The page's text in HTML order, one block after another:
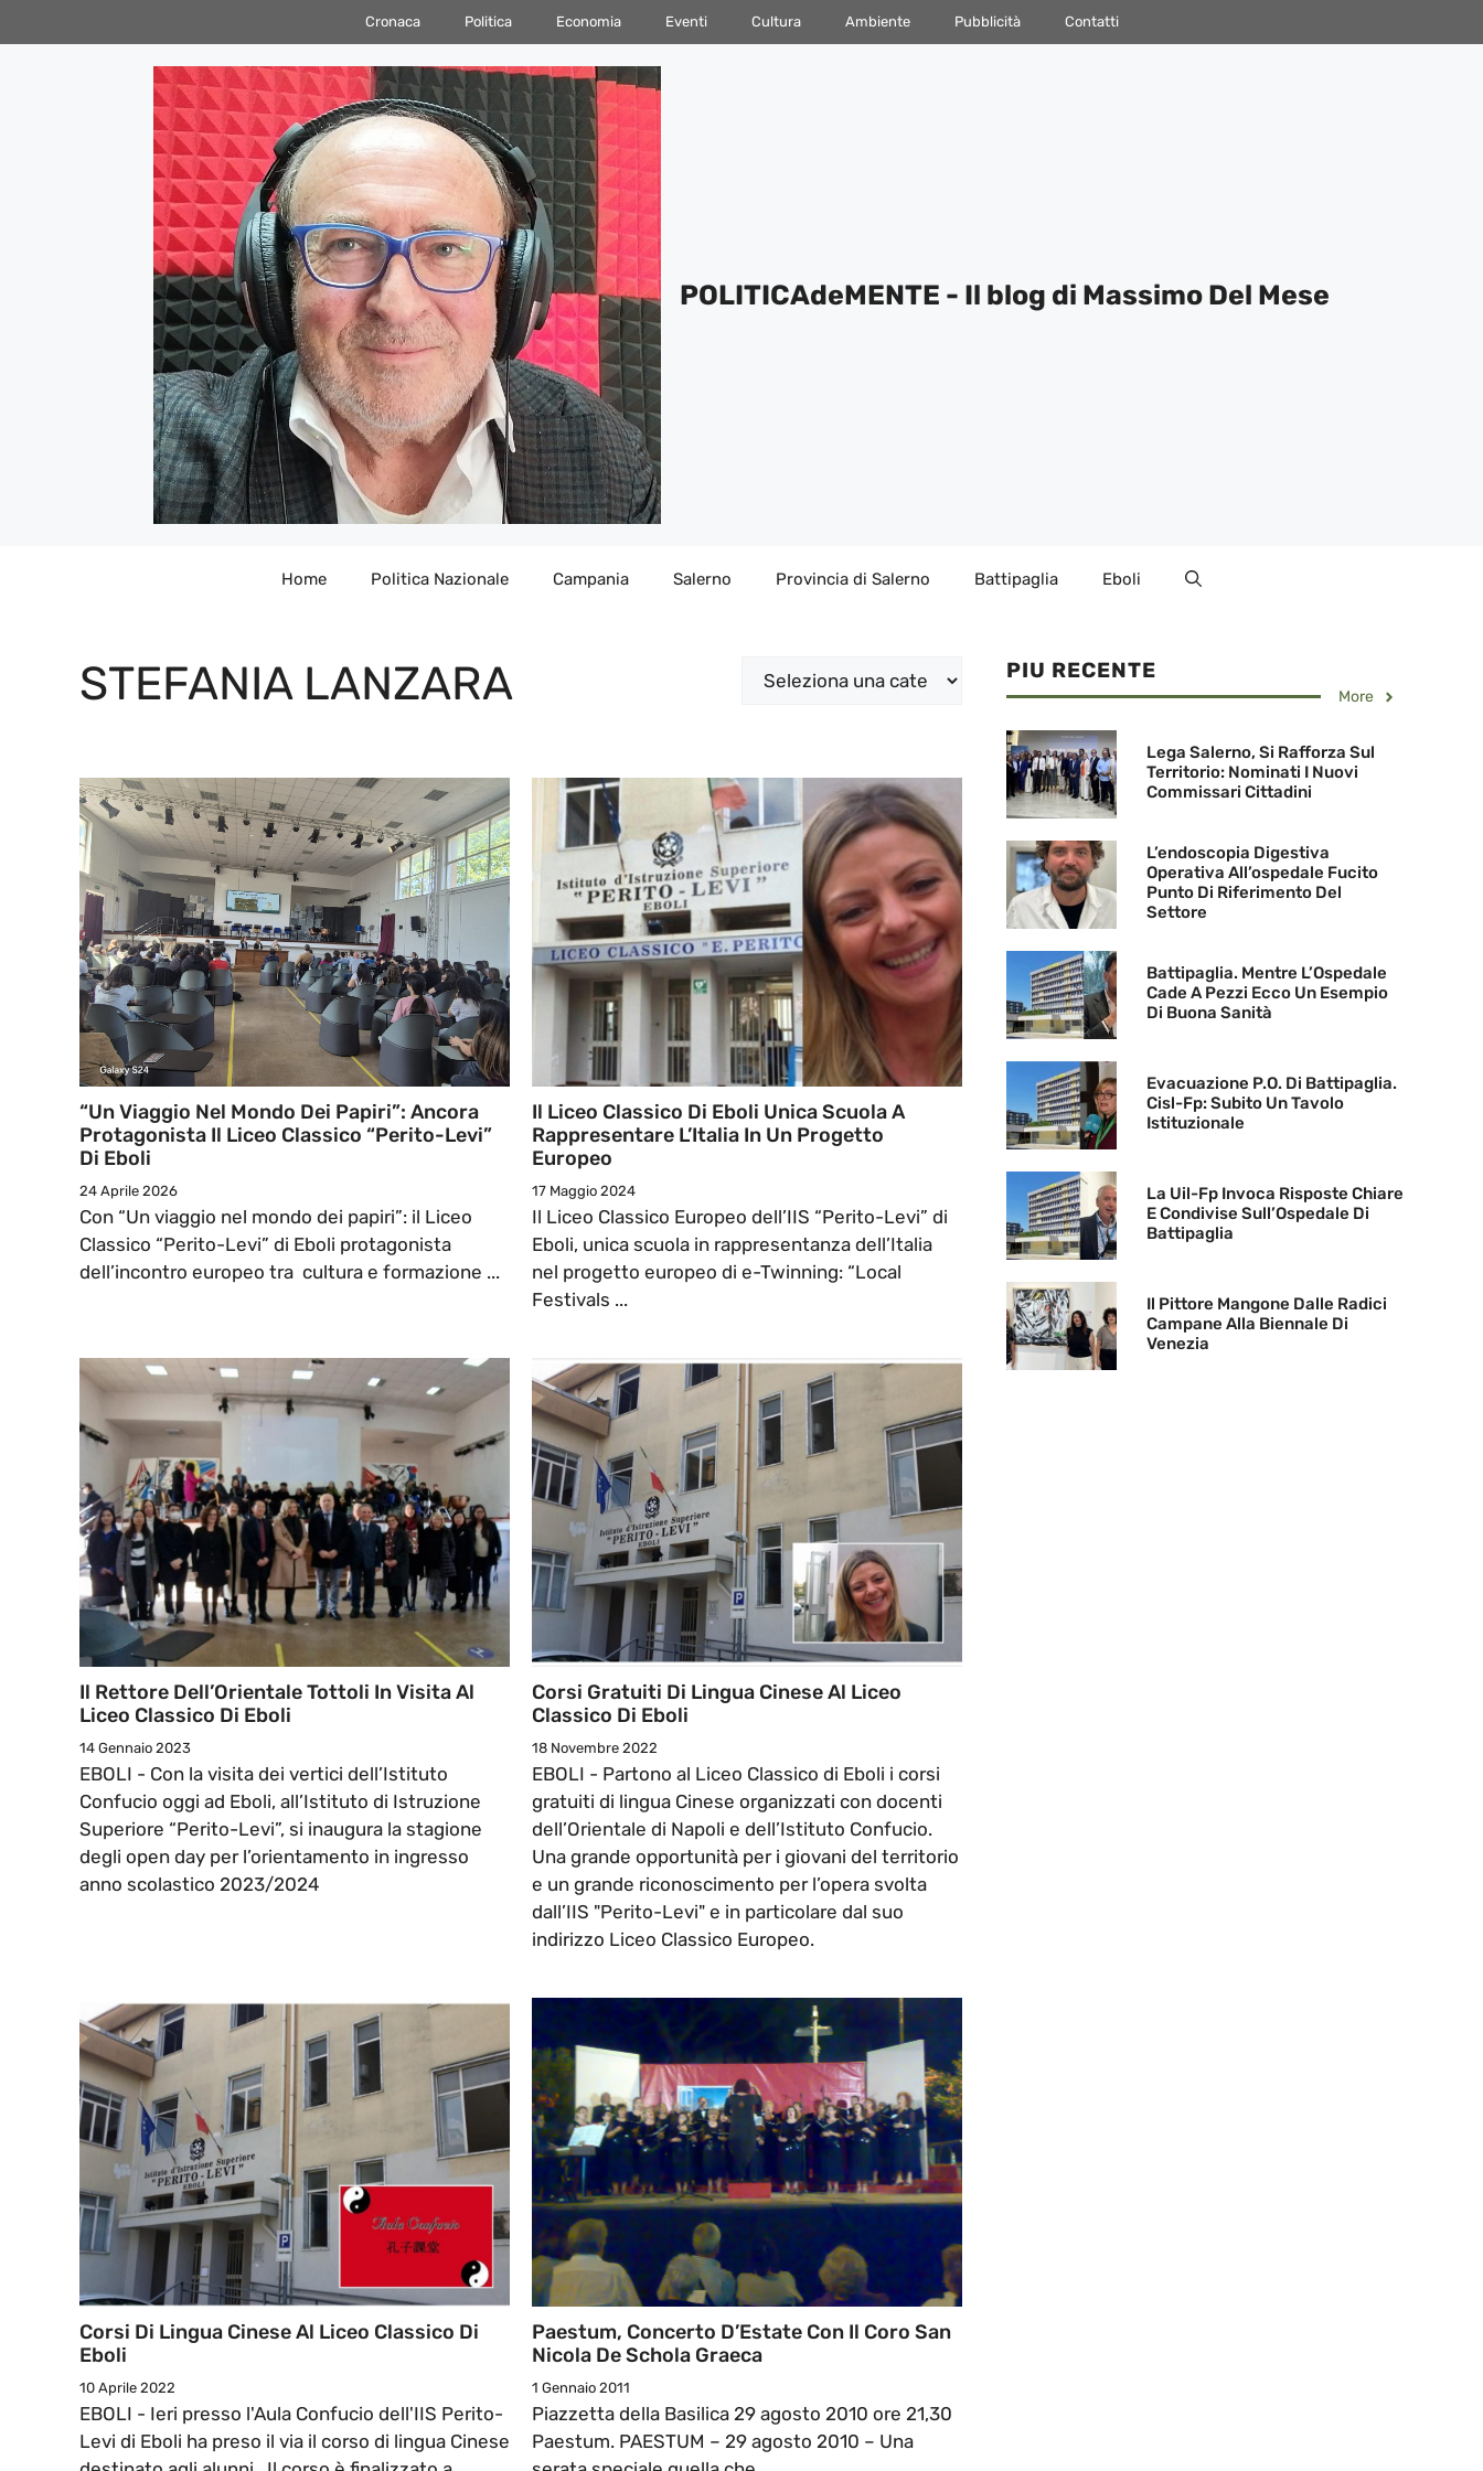
al
Cronaca Politica Economia Eventi Cultura Ambiente Pubblicità Contatti
POLITICAdeMENTE - Il blog di Massimo Del Mese
Home Politica Nazionale Campania Salerno Provincia di Salerno Battipaglia Eboli
STEFANIA LANZARA Categorie
“Un Viaggio Nel Mondo Dei Papiri”: Ancora
Protagonista Il Liceo Classico “Perito-Levi”
Di Eboli
24 Aprile 2026
Con “Un viaggio nel mondo dei papiri”: il Liceo
Classico “Perito-Levi” di Eboli protagonista
dell’incontro europeo tra cultura e formazione ...
Il Liceo Classico Di Eboli Unica Scuola A
Rappresentare L’Italia In Un Progetto
Europeo
17 Maggio 2024
Il Liceo Classico Europeo dell’IIS “Perito-Levi” di
Eboli, unica scuola in rappresentanza dell’Italia
nel progetto europeo di e-Twinning: “Local
Festivals ...
Il Rettore Dell’Orientale Tottoli In Visita Al
Liceo Classico Di Eboli
14 Gennaio 2023
EBOLI - Con la visita dei vertici dell’Istituto
Confucio oggi ad Eboli, all’Istituto di Istruzione
Superiore “Perito-Levi”, si inaugura la stagione
degli open day per l’orientamento in ingresso
anno scolastico 2023/2024
Corsi Gratuiti Di Lingua Cinese Al Liceo
Classico Di Eboli
18 Novembre 2022
EBOLI - Partono al Liceo Classico di Eboli i corsi
gratuiti di lingua Cinese organizzati con docenti
dell’Orientale di Napoli e dell’Istituto Confucio.
Una grande opportunità per i giovani del territorio
e un grande riconoscimento per l’opera svolta
dall’IIS "Perito-Levi" e in particolare dal suo
indirizzo Liceo Classico Europeo.
Corsi Di Lingua Cinese Al Liceo Classico Di
Eboli
10 Aprile 2022
EBOLI - Ieri presso l'Aula Confucio dell'IIS Perito-
Levi di Eboli ha preso il via il corso di lingua Cinese
Paestum, Concerto D’Estate Con Il Coro San
Nicola De Schola Graeca
1 Gennaio 2011
Piazzetta della Basilica 29 agosto 2010 ore 21,30
Paestum. PAESTUM – 29 agosto 2010 – Una
PIU RECENTE
More
Lega Salerno, Si Rafforza Sul
Territorio: Nominati I Nuovi
Commissari Cittadini
L’endoscopia Digestiva
Operativa All’ospedale Fucito
Punto Di Riferimento Del
Settore
Battipaglia. Mentre L’Ospedale
Cade A Pezzi Ecco Un Esempio
Di Buona Sanità
Evacuazione P.O. Di Battipaglia.
Cisl-Fp: Subito Un Tavolo
Istituzionale
La Uil-Fp Invoca Risposte Chiare
E Condivise Sull’Ospedale Di
Battipaglia
Il Pittore Mangone Dalle Radici
Campane Alla Biennale Di
Venezia